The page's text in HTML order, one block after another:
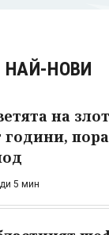
НАЙ-НОВИ
на
години,
5 мин